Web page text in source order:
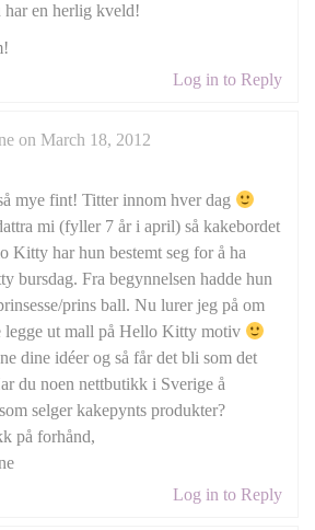
har en herlig kveld!
Log in to Reply
on March 18, 2012
mye fint! Titter innom hver dag
mi (fyller 7 år i april) så kakebordet
Kitty har hun bestemt seg for å ha
bursdag. Fra begynnelsen hadde hun
prins ball. Nu lurer jeg på om
legge ut mall på Hello Kitty motiv
dine idéer og så får det bli som det
du noen nettbutikk i Sverige å
selger kakepynts produkter?
på forhånd,
Log in to Reply